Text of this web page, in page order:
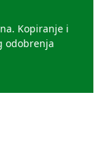
Kopiranje i
odobrenja